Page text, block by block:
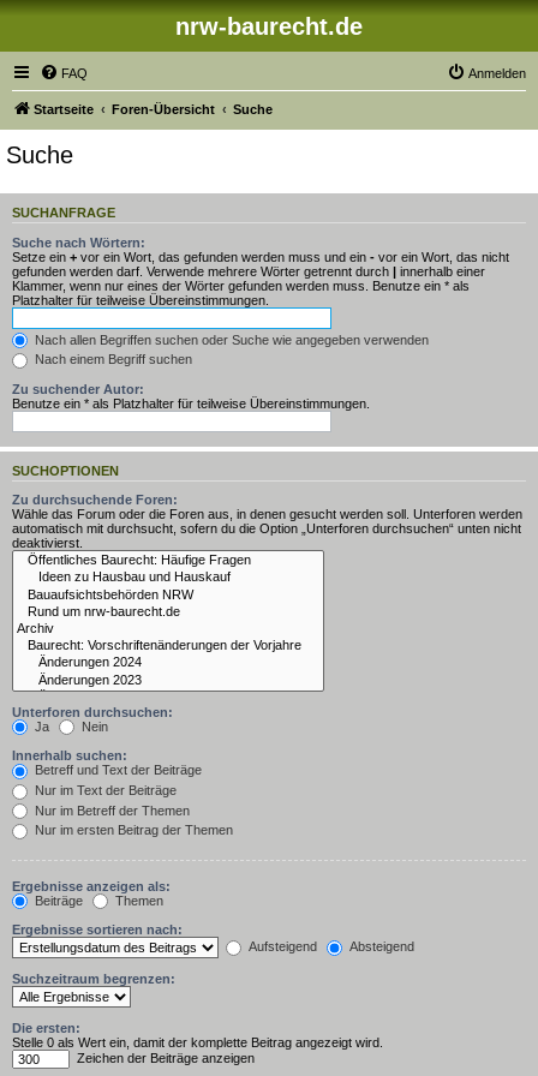
nrw-baurecht.de
FAQ Anmelden
Startseite Foren-Übersicht Suche
Suche
SUCHANFRAGE
Suche nach Wörtern:
Setze ein + vor ein Wort, das gefunden werden muss und ein - vor ein Wort, das nicht
gefunden werden darf. Verwende mehrere Wörter getrennt durch | innerhalb einer
Klammer, wenn nur eines der Wörter gefunden werden muss. Benutze ein * als
Platzhalter für teilweise Übereinstimmungen.
Nach allen Begriffen suchen oder Suche wie angegeben verwenden
Nach einem Begriff suchen
Zu suchender Autor:
Benutze ein * als Platzhalter für teilweise Übereinstimmungen.
SUCHOPTIONEN
Zu durchsuchende Foren:
Wähle das Forum oder die Foren aus, in denen gesucht werden soll. Unterforen werden
automatisch mit durchsucht, sofern du die Option „Unterforen durchsuchen“ unten nicht
deaktivierst.
Unterforen durchsuchen:
Ja
Nein
Innerhalb suchen:
Betreff und Text der Beiträge
Nur im Text der Beiträge
Nur im Betreff der Themen
Nur im ersten Beitrag der Themen
Ergebnisse anzeigen als:
Beiträge
Themen
Ergebnisse sortieren nach:
Aufsteigend
Absteigend
Suchzeitraum begrenzen:
Die ersten:
Stelle 0 als Wert ein, damit der komplette Beitrag angezeigt wird.
Zeichen der Beiträge anzeigen